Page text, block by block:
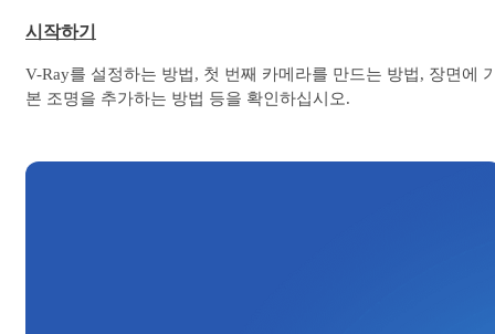
시작하기
V-Ray를 설정하는 방법, 첫 번째 카메라를 만드는 방법, 장면에
본 조명을 추가하는 방법 등을 확인하십시오.